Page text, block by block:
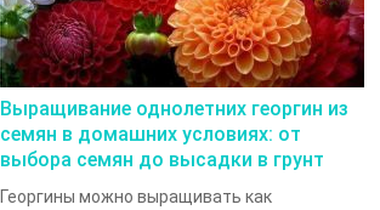
Выращивание однолетних георгин из
семян в домашних условиях: от
выбора семян до высадки в грунт
Георгины можно выращивать как